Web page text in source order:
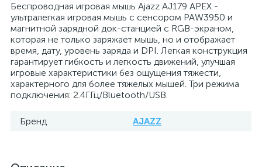
Беспроводная игровая мышь Ajazz AJ179 APEX -
ультралегкая игровая мышь с сенсором PAW3950 и
магнитной зарядной док-станцией с RGB-экраном,
которая не только заряжает мышь, но и отображает
время, дату, уровень заряда и DPI. Легкая конструкция
гарантирует гибкость и легкость движений, улучшая
игровые характеристики без ощущения тяжести,
характерного для более тяжелых мышей. Три режима
подключения: 2.4ГГц/Bluetooth/USB.
Бренд AJAZZ